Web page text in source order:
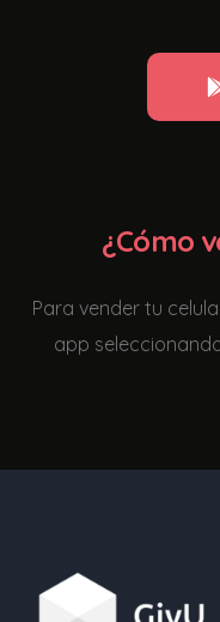
¿Cómo
Para vender tu
app